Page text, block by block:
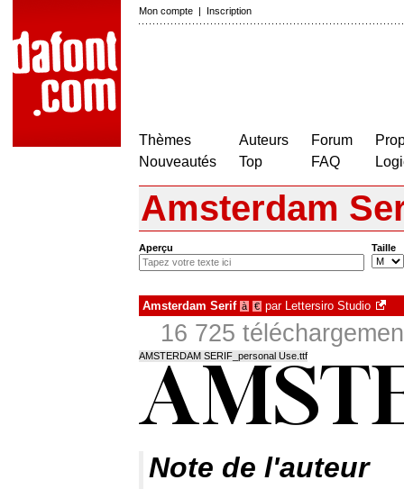
Mon compte | Inscription
Thèmes
Nouveautés
Auteurs
Top
Forum
FAQ
Amsterdam
Aperçu Taille
Amsterdam Serif à € par Lettersiro Studio
16 725
AMSTERDAM SERIF_personal Use.ttf
Note de l'auteur